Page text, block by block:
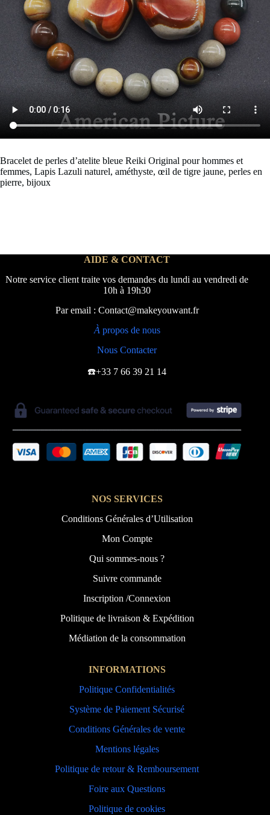
Bracelet de perles d’atelite bleue Reiki Original pour hommes et
femmes, Lapis Lazuli naturel, améthyste, œil de tigre jaune, perles en
pierre, bijoux
AIDE & CONTACT
Notre service client traite vos demandes du lundi au vendredi de
10h à 19h30
Par email : Contact@makeyouwant.fr
À propos de nous
Nous Contacter
☎️+33 7 66 39 21 14
NOS SERVICES
Conditions Générales d’Utilisation
Mon Compte
Qui sommes-nous ?
Suivre commande
Inscription /Connexion
Politique de livraison & Expédition
Médiation de la consommation
INFORMATIONS
Politique Confidentialités
Système de Paiement Sécurisé
Conditions Générales de vente
Mentions légales
Politique de retour & Remboursement
Foire aux Questions
Politique de cookies